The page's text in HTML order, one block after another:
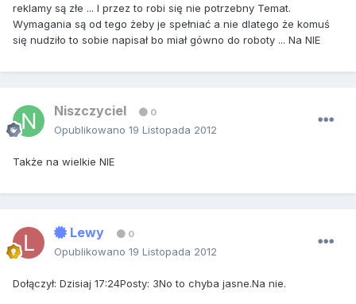
reklamy są złe ... I przez to robi się nie potrzebny Temat.
Wymagania są od tego żeby je spełniać a nie dlatego że komuś
się nudziło to sobie napisał bo miał gówno do roboty ... Na NIE
Niszczyciel 0
Opublikowano 19 Listopada 2012
Także na wielkie NIE
Lewy 0
Opublikowano 19 Listopada 2012
Dołączył: Dzisiaj 17:24Posty: 3No to chyba jasne.Na nie.